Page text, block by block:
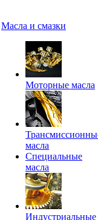
Масла и смазки
Моторные масла
масла
Специальные
масла
Индустриальные